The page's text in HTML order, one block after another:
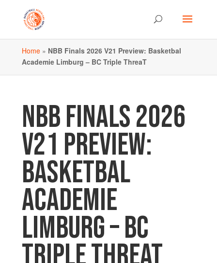
Home» NBB Finals 2026 V21 Preview: Basketbal
Academie Limburg – BC Triple ThreaT
NBB FINALS 2026
V21 PREVIEW:
BASKETBAL
ACADEMIE
LIMBURG – BC